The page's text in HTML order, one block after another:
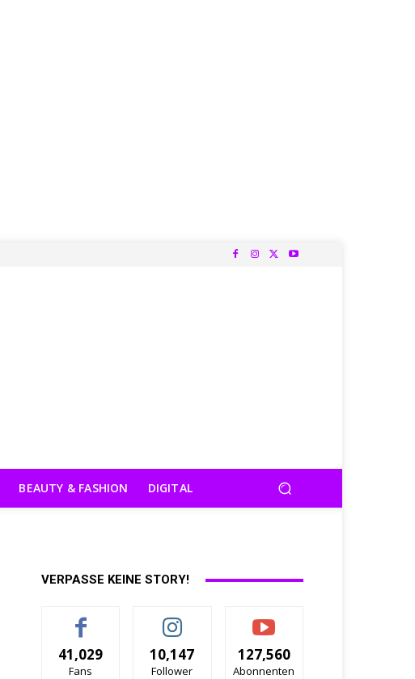
BEAUTY & FASHION DIGITAL
VERPASSE KEINE STORY!
41,029
Fans
10,147
Follower
127,560
Abonnenten